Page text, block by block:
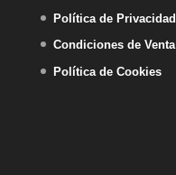
Política de Privacidad
Condiciones de Venta
Política de Cookies